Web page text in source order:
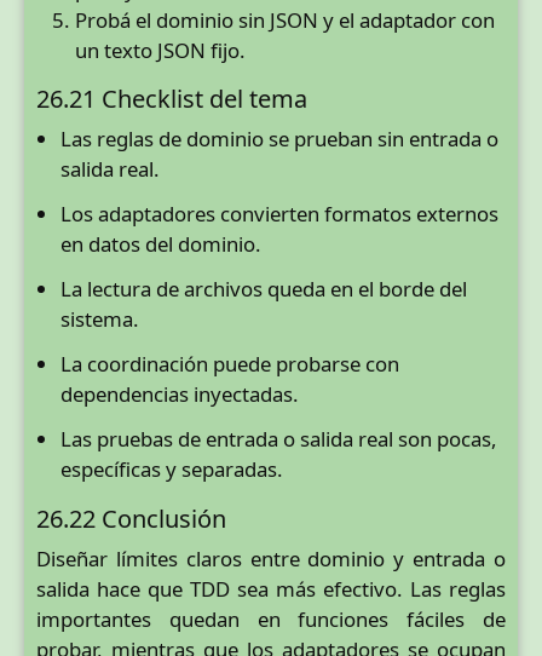
Probá el dominio sin JSON y el adaptador con
un texto JSON fijo.
26.21 Checklist del tema
Las reglas de dominio se prueban sin entrada o
salida real.
Los adaptadores convierten formatos externos
en datos del dominio.
La lectura de archivos queda en el borde del
sistema.
La coordinación puede probarse con
dependencias inyectadas.
Las pruebas de entrada o salida real son pocas,
específicas y separadas.
26.22 Conclusión
Diseñar límites claros entre dominio y entrada o
salida hace que TDD sea más efectivo. Las reglas
importantes quedan en funciones fáciles de
probar, mientras que los adaptadores se ocupan